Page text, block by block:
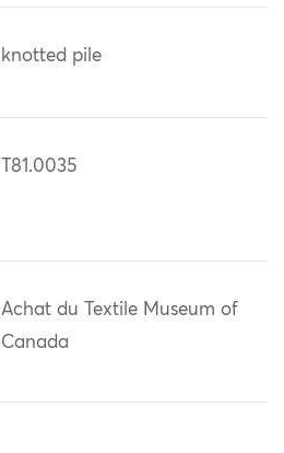
knotted pile
T81.0035
Achat du Textile Museum of
Canada